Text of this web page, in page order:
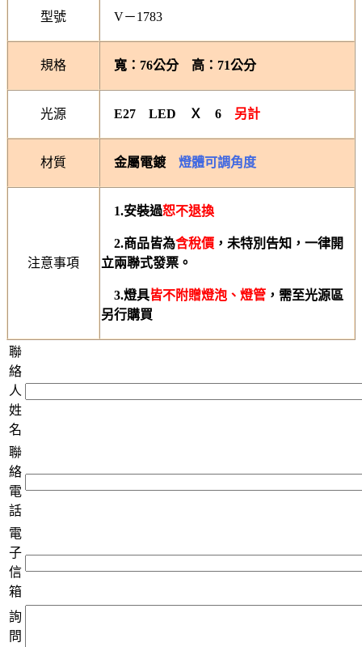
型號 V－1783
規格 寬：76公分 高：71公分
光源 E27 LED Ｘ 6 另計
材質 金屬電鍍 燈體可調角度
注意事項
1.安裝過恕不退換
2.商品皆為含稅價 ，未特別告知，一律開
立兩聯式發票。
3.燈具皆不附贈燈泡、燈管 ，需至光源區
另行購買
聯
絡
人
姓
名
聯
絡
電
話
電
子
信
箱
詢
問